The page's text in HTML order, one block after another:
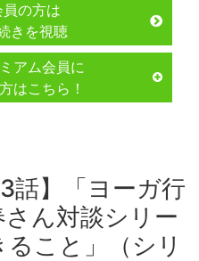
の方は
きを視聴
アム会員に
はこちら！
話】「ヨーガ行
ん対談シリー
こと」（シリ